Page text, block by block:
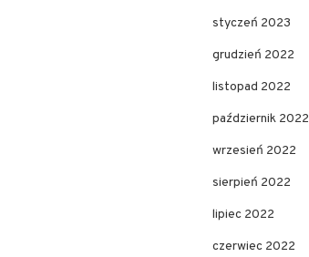
styczeń 2023
grudzień 2022
listopad 2022
październik 2022
wrzesień 2022
sierpień 2022
lipiec 2022
czerwiec 2022